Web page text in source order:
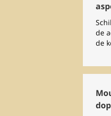
de
de